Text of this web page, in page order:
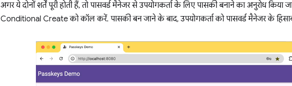
अगर ये दोनों शर्तें पूरी होती हैं, तो पासवर्ड मैनेजर से उपयोगकर्ता के लिए पासकी बनाने का अनुरोध
Conditional Create को कॉल करें. पासकी बन जाने के बाद, उपयोगकर्ता को पासवर्ड मैनेजर के